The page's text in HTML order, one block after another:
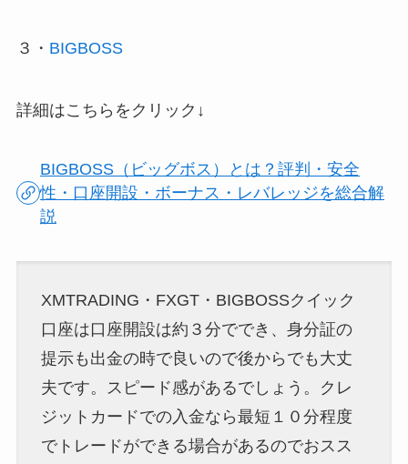
３・ BIGBOSS
詳細はこちらをクリック↓
BIGBOSS（ビッグボス）とは？評判・安全
性・口座開設・ボーナス・レバレッジを総合解
説
XMTRADING・FXGT・BIGBOSSクイック
口座は口座開設は約３分ででき、身分証の
提示も出金の時で良いので後からでも大丈
夫です。スピード感があるでしょう。クレ
ジットカードでの入金なら最短１０分程度
でトレードができる場合があるのでおスス